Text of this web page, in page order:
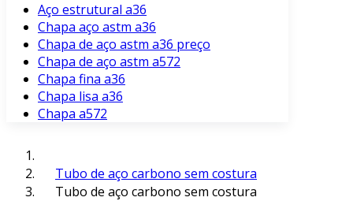
Aço estrutural a36
Chapa aço astm a36
Chapa de aço astm a36 preço
Chapa de aço astm a572
Chapa fina a36
Chapa lisa a36
Chapa a572
Tubo de aço carbono sem costura
Tubo de aço carbono sem costura